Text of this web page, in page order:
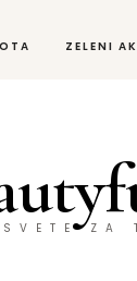
ZELENI
ZA